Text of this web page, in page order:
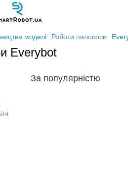
моделі Роботи пилососи
Everybot
За популярністю